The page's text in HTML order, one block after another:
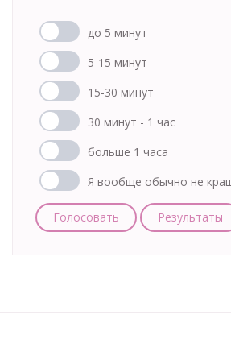
до 5 минут
5-15 минут
15-30 минут
30 минут - 1 час
больше 1 часа
Я вообще обычно не
Голосовать Результаты